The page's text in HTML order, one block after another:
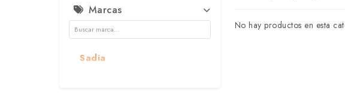
Marcas
Sadia
No hay productos en esta